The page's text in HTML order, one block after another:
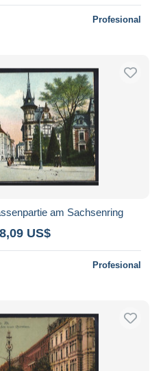
Profesional
am Sachsenring
US$
Profesional